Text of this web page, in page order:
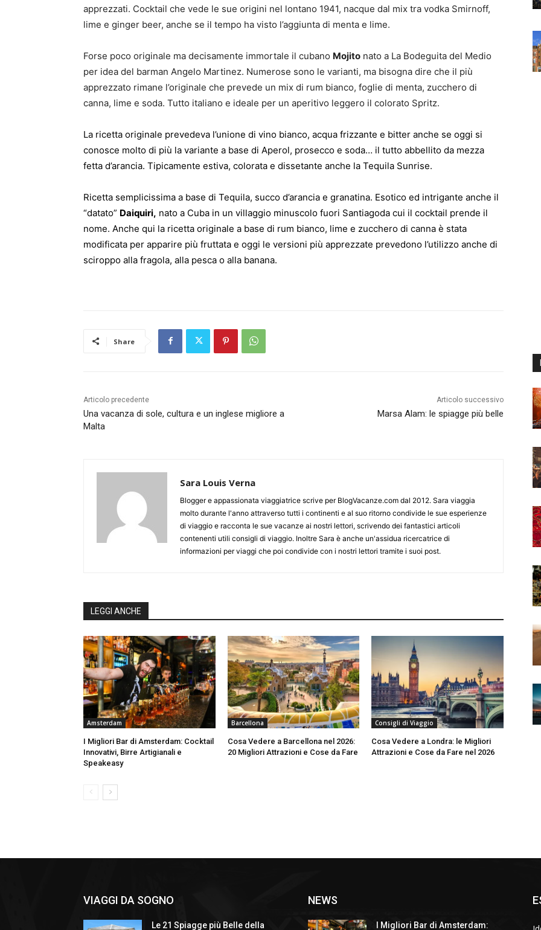
apprezzati. Cocktail che vede le sue origini nel lontano 1941, nacque dal mix tra vodka Smirnoff,
lime e ginger beer, anche se il tempo ha visto l’aggiunta di menta e lime.
Forse poco originale ma decisamente immortale il cubano Mojito nato a La Bodeguita del Medio
per idea del barman Angelo Martinez. Numerose sono le varianti, ma bisogna dire che il più
apprezzato rimane l’originale che prevede un mix di rum bianco, foglie di menta, zucchero di
canna, lime e soda. Tutto italiano e ideale per un aperitivo leggero il colorato Spritz.
La ricetta originale prevedeva l’unione di vino bianco, acqua frizzante e bitter anche se oggi si
conosce molto di più la variante a base di Aperol, prosecco e soda… il tutto abbellito da mezza
fetta d’arancia. Tipicamente estiva, colorata e dissetante anche la Tequila Sunrise.
Ricetta semplicissima a base di Tequila, succo d’arancia e granatina. Esotico ed intrigante anche il
“datato” Daiquiri, nato a Cuba in un villaggio minuscolo fuori Santiagoda cui il cocktail prende il
nome. Anche qui la ricetta originale a base di rum bianco, lime e zucchero di canna è stata
modificata per apparire più fruttata e oggi le versioni più apprezzate prevedono l’utilizzo anche di
sciroppo alla fragola, alla pesca o alla banana.
Share
Articolo precedente
Una vacanza di sole, cultura e un inglese migliore a
Malta
Articolo successivo
Marsa Alam: le spiagge più belle
Sara Louis Verna
Blogger e appassionata viaggiatrice scrive per BlogVacanze.com dal 2012. Sara viaggia
molto durante l'anno attraverso tutti i continenti e al suo ritorno condivide le sue esperienze
di viaggio e racconta le sue vacanze ai nostri lettori, scrivendo dei fantastici articoli
contenenti utili consigli di viaggio. Inoltre Sara è anche un'assidua ricercatrice di
informazioni per viaggi che poi condivide con i nostri lettori tramite i suoi post.
LEGGI ANCHE
Amsterdam
I Migliori Bar di Amsterdam: Cocktail
Innovativi, Birre Artigianali e
Speakeasy
Barcellona
Cosa Vedere a Barcellona nel 2026:
20 Migliori Attrazioni e Cose da Fare
Consigli di Viaggio
Cosa Vedere a Londra: le Migliori
Attrazioni e Cose da Fare nel 2026
VIAGGI DA SOGNO
Le 21 Spiagge più Belle della
NEWS
I Migliori Bar di Amsterdam: